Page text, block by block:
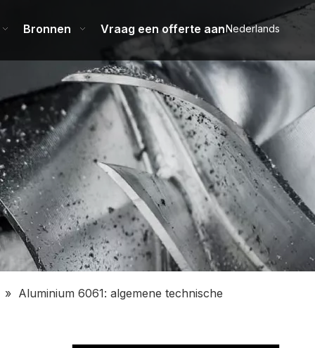
Bronnen Vraag een offerte aanNederlands
» Aluminium 6061: algemene technische